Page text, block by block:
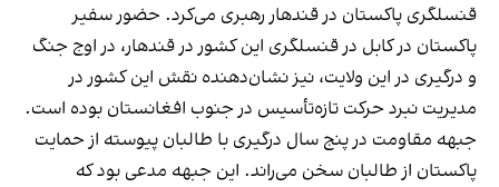
قنسلگری پاکستان در قندهار رهبری می‌کرد. حضور سفیر
پاکستان در کابل در قنسلگری این کشور در قندهار، در اوج جنگ
و درگیری در این ولایت، نیز نشان‌دهنده نقش این کشور در
مدیریت نبرد حرکت تازه‌تأسیس در جنوب افغانستان بوده است.
جبهه مقاومت در پنج سال درگیری با طالبان پیوسته از حمایت
پاکستان از طالبان سخن می‌راند. این جبهه مدعی بود که